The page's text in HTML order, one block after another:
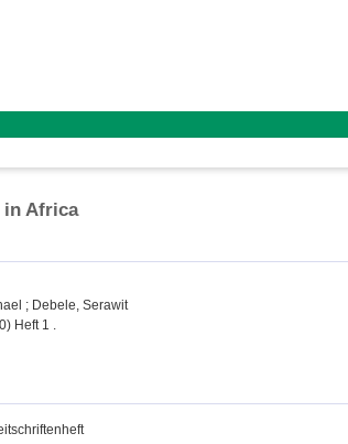
in Africa
; Debele, Serawit
Heft 1 .